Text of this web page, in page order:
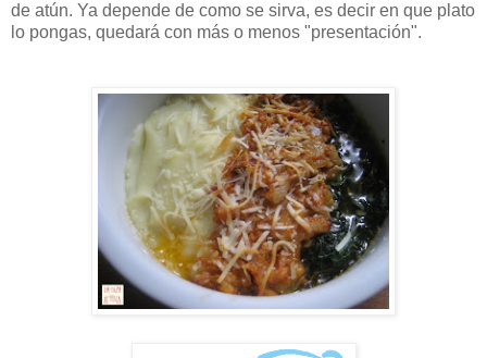
de atún. Ya depende de como se sirva, es decir en que plato
lo pongas, quedará con más o menos "presentación".